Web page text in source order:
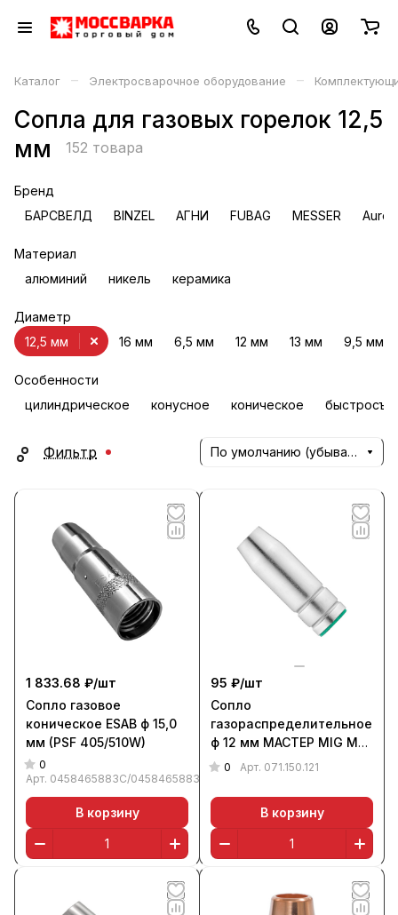
Каталог – Электросварочное оборудование –
Сопла для газовых горелок 12,5
мм
152 товара
Бренд
БАРСВЕЛД
BINZEL АГНИ FUBAG MESSER
Материал
алюминий
никель керамика
Диаметр
16 мм
6,5 мм 12 мм 13 мм 9,5 мм
12,5 мм
Особенности
цилиндрическое
конусное коническое
Фильтр По умолчанию (убывание)
1 833.68 ₽/шт
Сопло газовое
коническое ESAB ф 15,0
мм (PSF 405/510W)
0
Арт. 0458465883C/0458465883
В корзину
95 ₽/шт
Сопло
газораспределительное
ф 12 мм МАСТЕР MIG MP
15 (PES1512), ПТК
0 Арт. 071.150.121
В корзину